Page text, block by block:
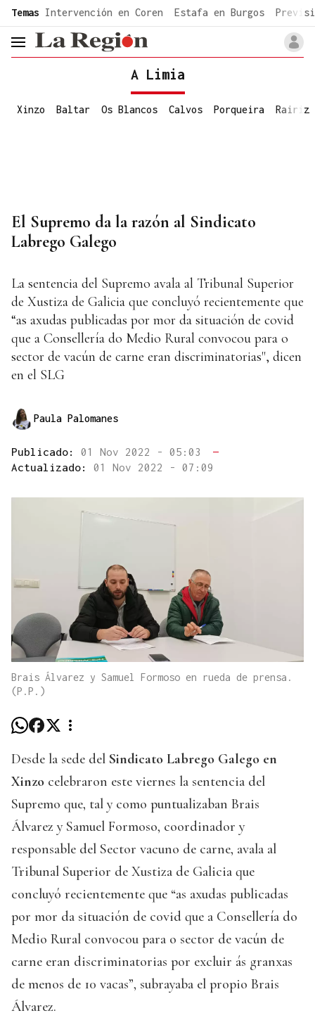
common.go-to-content
Temas Intervención en Coren Estafa en Burgos
header.menu.open
A Limia
Xinzo Baltar Os Blancos Calvos Porqueira Rairiz
El Supremo da la razón al Sindicato
Labrego Galego
La sentencia del Supremo avala al Tribunal Superior
de Xustiza de Galicia que concluyó recientemente que
“as axudas publicadas por mor da situación de covid
que a Consellería do Medio Rural convocou para o
sector de vacún de carne eran discriminatorias", dicen
en el SLG
Paula Palomanes
Publicado: 01 Nov 2022 - 05:03
—
Actualizado: 01 Nov 2022 - 07:09
Brais Álvarez y Samuel Formoso en rueda de prensa.
(P.P.)
Desde la sede del Sindicato Labrego Galego en
Xinzo celebraron este viernes la sentencia del
Supremo que, tal y como puntualizaban Brais
Álvarez y Samuel Formoso, coordinador y
responsable del Sector vacuno de carne, avala al
Tribunal Superior de Xustiza de Galicia que
concluyó recientemente que “as axudas publicadas
por mor da situación de covid que a Consellería do
Medio Rural convocou para o sector de vacún de
carne eran discriminatorias por excluir ás granxas
de menos de 10 vacas”, subrayaba el propio Brais
Álvarez.